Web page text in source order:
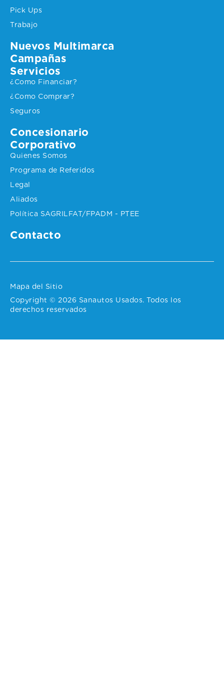
Pick Ups
Trabajo
Nuevos Multimarca
Campañas
Servicios
¿Como Financiar?
¿Como Comprar?
Seguros
Concesionario
Corporativo
Quienes Somos
Programa de Referidos
Legal
Aliados
Política SAGRILFAT/FPADM - PTEE
Contacto
Mapa del Sitio
Copyright © 2026 Sanautos Usados. Todos los
derechos reservados